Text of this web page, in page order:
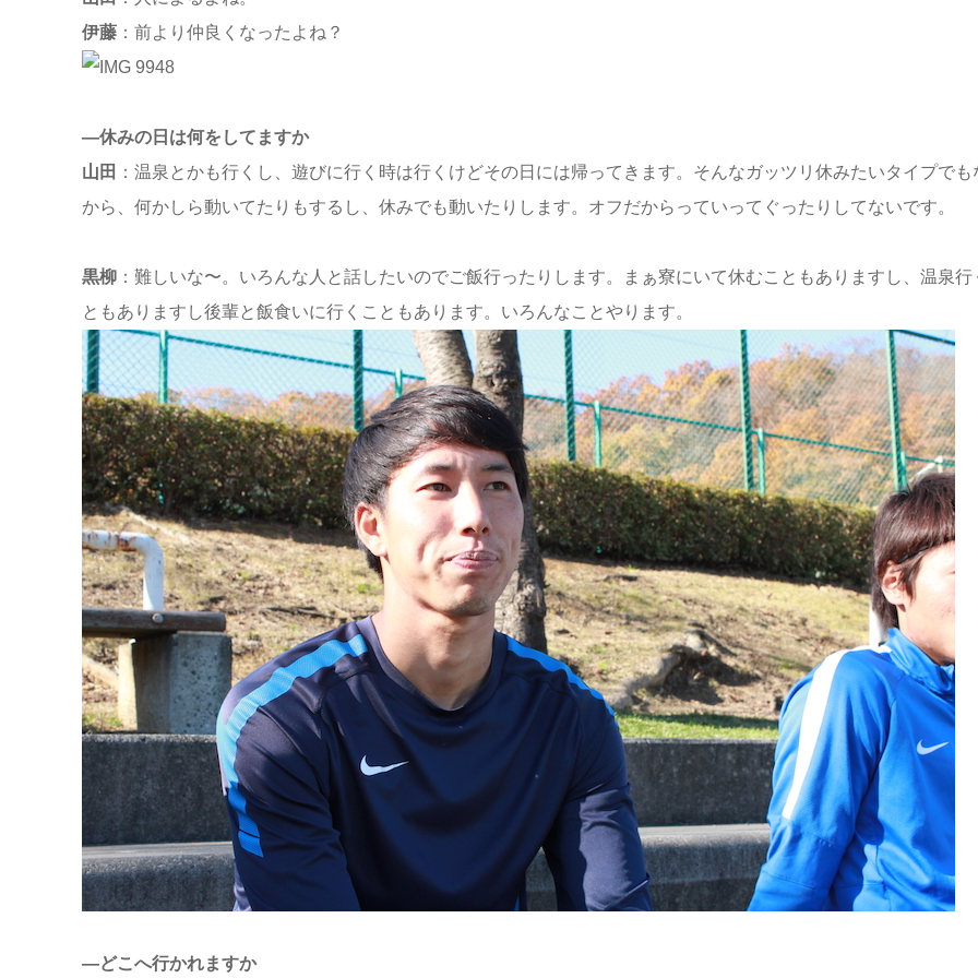
伊藤：前より仲良くなったよね？
—休みの日は何をしてますか
山田 ：温泉とかも行くし、遊びに行く時は行くけどその日には帰ってきます。そんなガッツリ休みたいタイプでも
から、何かしら動いてたりもするし、休みでも動いたりします。オフだからっていってぐったりしてないです。
黒柳：難しいな〜。いろんな人と話したいのでご飯行ったりします。まぁ寮にいて休むこともありますし、温泉行
ともありますし後輩と飯食いに行くこともあります。いろんなことやります。
—どこへ行かれますか